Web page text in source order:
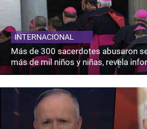
INTERNACIONAL
Más de 300 sacerdotes abusaron
más de mil niños y niñas, revela